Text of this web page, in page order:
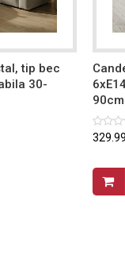
tip bec
30-
90cm